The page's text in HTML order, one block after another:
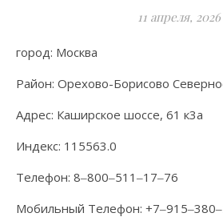
11 апреля, 2026
город: Москва
Район: Орехово-Борисово
Адрес: Каширское шоссе, 61 к3а
Индекс: 115563.0
Телефон: 8‒800‒511‒17‒76
Мобильный Телефон: